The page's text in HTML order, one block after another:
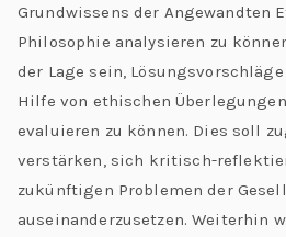
Grundwissens der Angewandten
Philosophie analysieren zu
der Lage sein,
Hilfe von ethischen
evaluieren zu können. Dies soll
verstärken, sich kritisch-
zukünftigen Problemen der
auseinanderzusetzen. Weiterhin